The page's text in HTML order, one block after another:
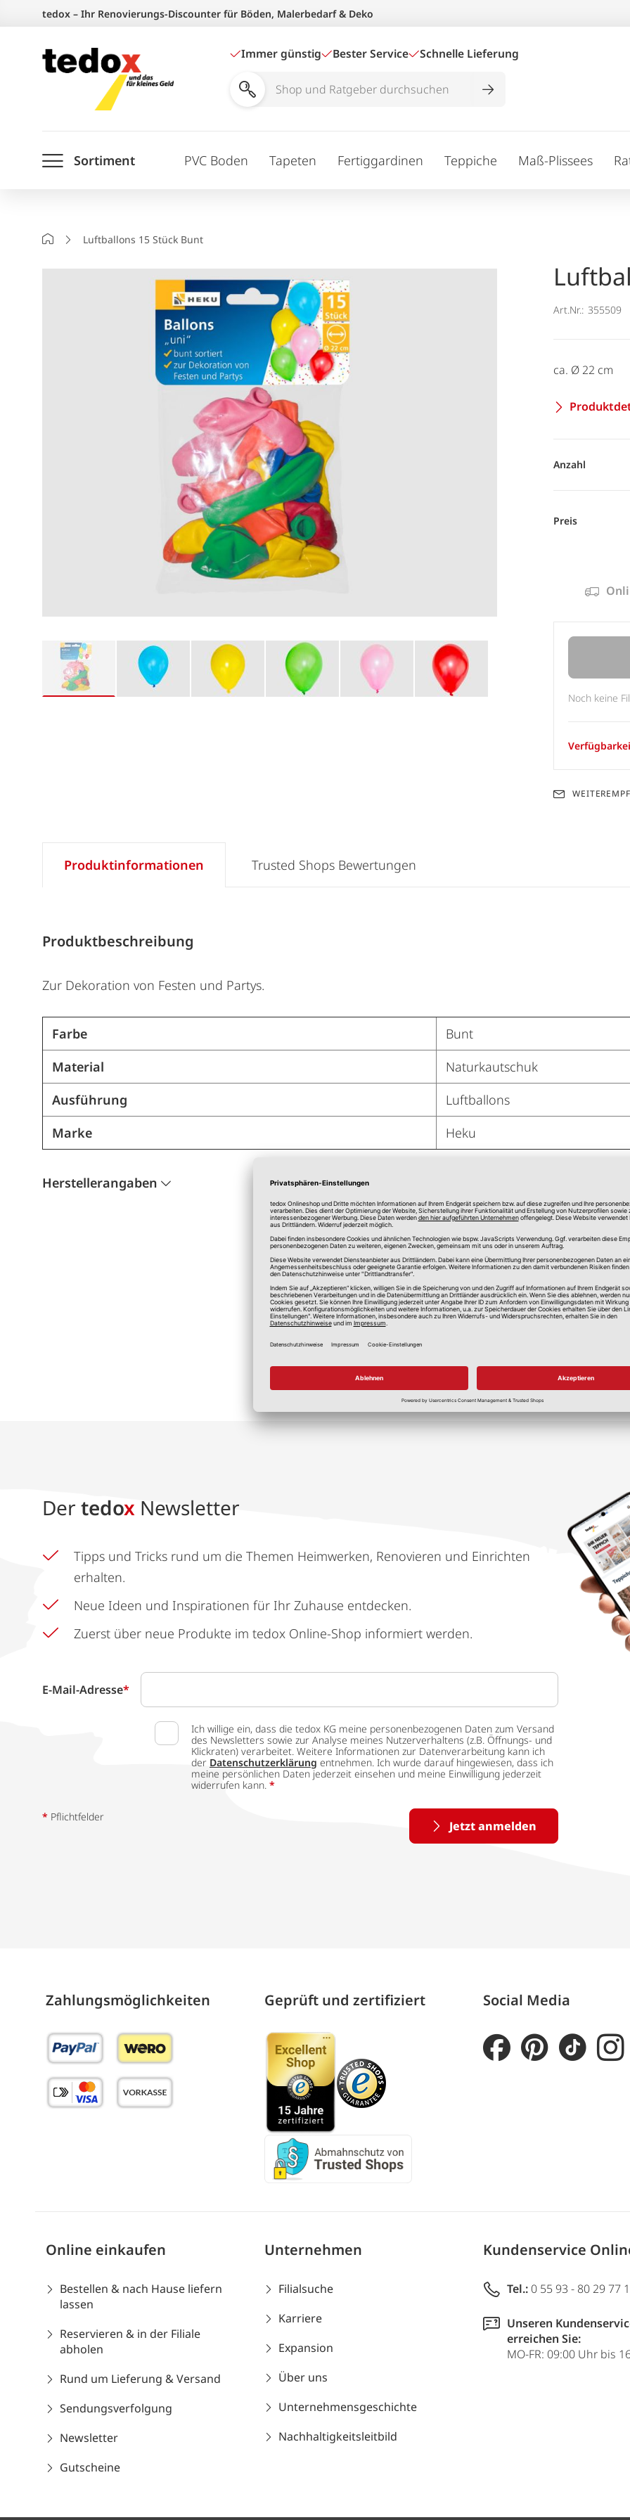
springen
tedox – Ihr Renovierungs-Discounter für Böden, Malerbedarf & Deko
Immer günstig Bester Service Schnelle Lieferung
Shop
durchsuchen
Sortiment PVC Boden Tapeten Fertiggardinen Teppiche Maß-Plissees
StartseiteLuftballons 15 Stück Bunt
Art.Nr.: 355509
ca. Ø 22 cm
Anzahl
Preis
Noch keine
Produktinformationen
Produktbeschreibung
Zur Dekoration von Festen und Partys.
Farbe
Bunt
Material
Naturkautschuk
Ausführung
Luftballons
Marke
Heku
Herstellerangaben
Trusted Shops Bewertungen
*Alle Preise in Euro, inkl. gesetzlicher Mehrwertsteuer, zzgl.
Der tedox Newsletter
Tipps und Tricks rund um die Themen Heimwerken, Renovieren und Einrichten
erhalten.
Neue Ideen und Inspirationen für Ihr Zuhause entdecken.
Zuerst über neue Produkte im tedox Online-Shop informiert werden.
E-Mail-Adresse*
Ich willige ein, dass die tedox KG meine personenbezogenen Daten zum Versand
des Newsletters sowie zur Analyse meines Nutzerverhaltens (z.B. Öffnungs- und
Klickraten) verarbeitet. Weitere Informationen zur Datenverarbeitung kann ich
der Datenschutzerklärung entnehmen. Ich wurde darauf hingewiesen, dass ich
meine persönlichen Daten jederzeit einsehen und meine Einwilligung jederzeit
widerrufen kann. *
Jetzt anmelden
* Pflichtfelder
Zahlungs­möglich­keiten Geprüft und zertifiziert Social Media
Online einkaufen
Bestellen & nach Hause liefern
lassen
Reservieren & in der Filiale
abholen
Rund um Lieferung & Versand
Sendungsverfolgung
Newsletter
Gutscheine
Unternehmen
Filialsuche
Karriere
Expansion
Über uns
Unternehmensgeschichte
Nachhaltigkeitsleitbild
Kundenservice
Tel.: 0 55 93 - 80 29 77
Unseren
erreichen Sie:
MO-FR: 09:00 Uhr bis